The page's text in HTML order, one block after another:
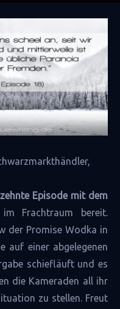
Episode mit dem
Frachtraum bereit.
der Promise Wodka in
auf einer abgelegenen
schiefläuft und es
die Kameraden all ihr
zu stellen. Freut